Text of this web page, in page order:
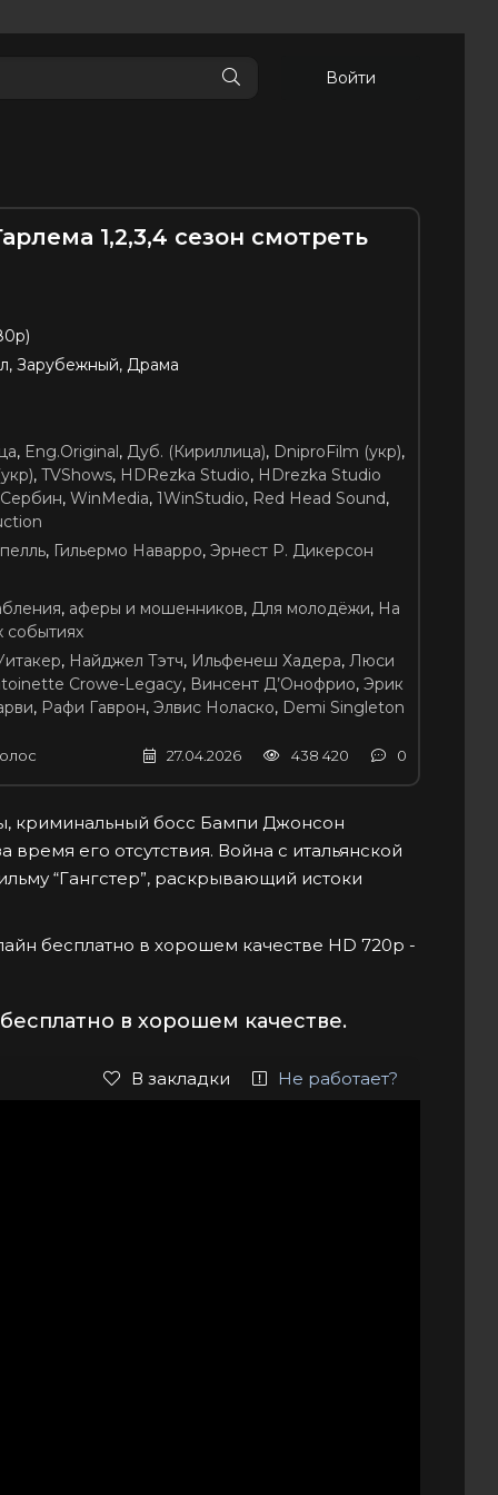
Войти
1,2,3,4 сезон смотреть
Зарубежный, Драма
, Eng.Original, Дуб. (Кириллица), DniproFilm (укр),
, TVShows, HDRezka Studio, HDrezka Studio
, WinMedia, 1WinStudio, Red Head Sound,
, Гильермо Наварро, Эрнест Р. Дикерсон
, аферы и мошенников, Для молодёжи, На
событиях
, Найджел Тэтч, Ильфенеш Хадера, Люси
Crowe-Legacy, Винсент Д’Онофрио, Эрик
, Рафи Гаврон, Элвис Ноласко, Demi Singleton
27.04.2026 438 420 0
криминальный босс Бампи Джонсон
время его отсутствия. Война с итальянской
“Гангстер”, раскрывающий истоки
бесплатно в хорошем качестве HD 720p -
в хорошем качестве.
В закладки Не работает?